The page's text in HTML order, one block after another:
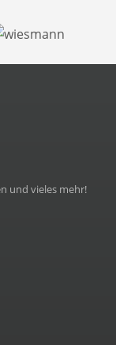
und vieles mehr!